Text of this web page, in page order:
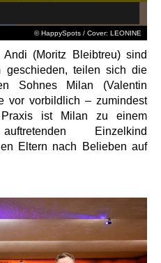
© HappySpots / Cover: LEONINE
(Moritz Bleibtreu) sind
geschieden, teilen sich die
Sohnes Milan (Valentin
vor vorbildlich – zumindest
ist Milan zu einem
Einzelkind
Eltern nach Belieben auf